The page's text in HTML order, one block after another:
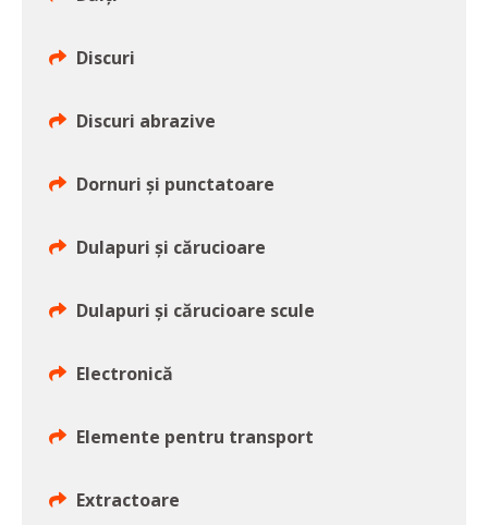
Discuri
Discuri abrazive
Dornuri şi punctatoare
Dulapuri şi cărucioare
Dulapuri şi cărucioare scule
Electronică
Elemente pentru transport
Extractoare